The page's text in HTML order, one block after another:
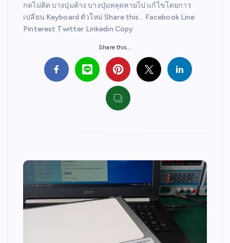
กดไม่ติด บางปุ่มค้าง บางปุ่มหลุดหายไป แก้ไขโดยการ
เปลี่ยน Keyboard ตัวใหม่ Share this… Facebook Line
Pinterest Twitter Linkedin Copy
Share this...